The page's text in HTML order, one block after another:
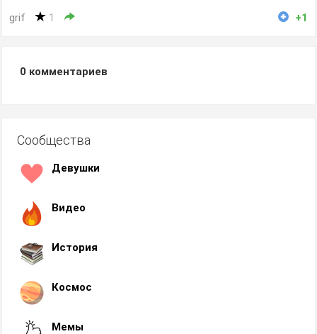
grif 1 +1
0 комментариев
Сообщества
Девушки
Видео
История
Космос
Мемы